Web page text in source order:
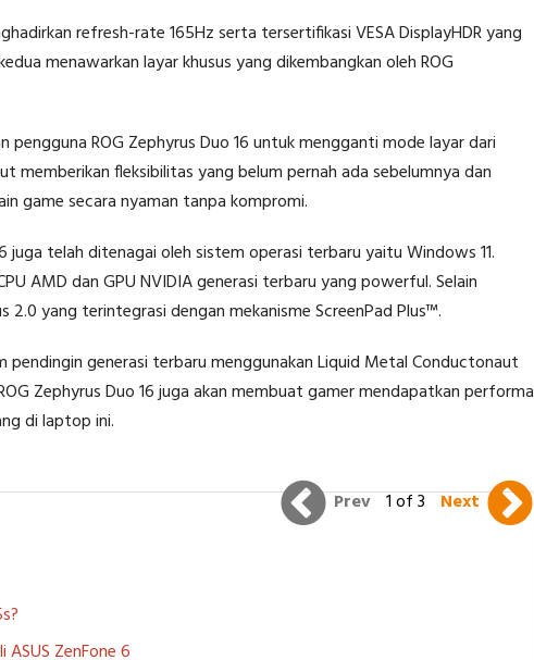
refresh-rate 165Hz serta tersertifikasi VESA DisplayHDR yang
menawarkan layar khusus yang dikembangkan oleh ROG
ROG Zephyrus Duo 16 untuk mengganti mode layar dari
memberikan fleksibilitas yang belum pernah ada sebelumnya dan
game secara nyaman tanpa kompromi.
juga telah ditenagai oleh sistem operasi terbaru yaitu Windows 11.
AMD dan GPU NVIDIA generasi terbaru yang powerful. Selain
yang terintegrasi dengan mekanisme ScreenPad Plus™.
pendingin generasi terbaru menggunakan Liquid Metal Conductonaut
Zephyrus Duo 16 juga akan membuat gamer mendapatkan performa
di laptop ini.
Prev 1 of 3 Next
ZenFone 6